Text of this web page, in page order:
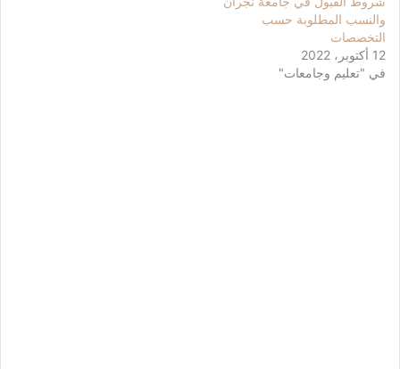
والنسب المطلوبة حسب
التخصصات
12 أكتوبر، 2022
في "تعليم وجامعات"